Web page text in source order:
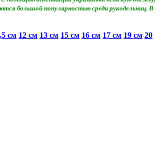
большой популярностью среди рукодельниц. В
см 12 см 13 см 15 см 16 см 17 см 19 см 20